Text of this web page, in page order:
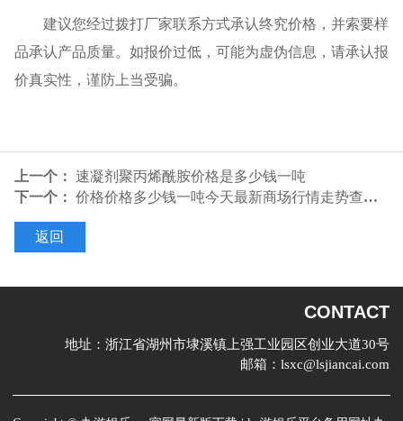
建议您经过拨打厂家联系方式承认终究价格，并索要样
品承认产品质量。如报价过低，可能为虚伪信息，请承认报
价真实性，谨防上当受骗。
上一个： 速凝剂聚丙烯酰胺价格是多少钱一吨
下一个： 价格价格多少钱一吨今天最新商场行情走势查询-我的钢铁网
返回
CONTACT
地址：浙江省湖州市埭溪镇上强工业园区创业大道30号
邮箱：lsxc@lsjiancai.com